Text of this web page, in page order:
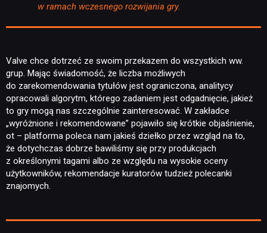
w ramach wczesnego rozwijania gry.
Valve chce dotrzeć ze swoim przekazem do wszystkich ww.
grup. Mając świadomość, że liczba możliwych
do zarekomendowania tytułów jest ograniczona, analitycy
opracowali algorytm, którego zadaniem jest odgadnięcie, jakież
to gry mogą nas szczególnie zainteresować. W zakładce
„wyróżnione i rekomendowane” pojawiło się krótkie objaśnienie,
ot – platforma poleca nam jakieś dziełko przez wzgląd na to,
że dotychczas dobrze bawiliśmy się przy produkcjach
z określonymi tagami albo ze względu na wysokie oceny
użytkowników, rekomendacje kuratorów tudzież polecanki
znajomych.